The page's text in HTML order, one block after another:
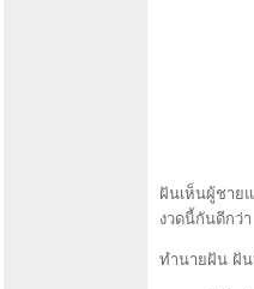
ฝันเห็นผู้ชาย
งวดนี้กันดีกว่า
ทำนายฝัน ฝั